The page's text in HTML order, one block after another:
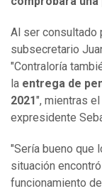
Al ser consultado
subsecretario
"Contraloría
la entrega de
2021", mientras
expresidente
"Sería bueno que
situación
funcionamiento